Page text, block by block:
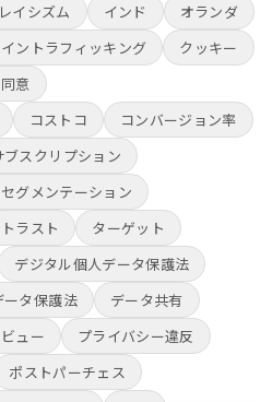
イシズム インド
オランダ
ントラフィッキング
クッキー
意
コストコ
コンバージョン率
ブスクリプション
セグメンテーション
ラスト
ターゲット
デジタル個人データ保護法
ータ保護法
データ共有
ュー
プライバシー違反
ポストパーチェス